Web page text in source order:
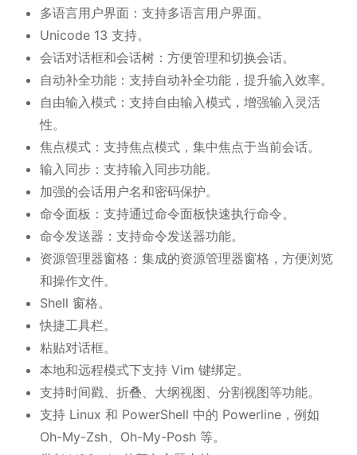
多语言用户界面：支持多语言用户界面。
Unicode 13 支持。
会话对话框和会话树：方便管理和切换会话。
自动补全功能：支持自动补全功能，提升输入效率。
自由输入模式：支持自由输入模式，增强输入灵活
性。
焦点模式：支持焦点模式，集中焦点于当前会话。
输入同步：支持输入同步功能。
加强的会话用户名和密码保护。
命令面板：支持通过命令面板快速执行命令。
命令发送器：支持命令发送器功能。
资源管理器窗格：集成的资源管理器窗格，方便浏览
和操作文件。
Shell 窗格。
快捷工具栏。
粘贴对话框。
本地和远程模式下支持 Vim 键绑定。
支持时间戳、折叠、大纲视图、分割视图等功能。
支持 Linux 和 PowerShell 中的 Powerline，例如
Oh-My-Zsh、Oh-My-Posh 等。